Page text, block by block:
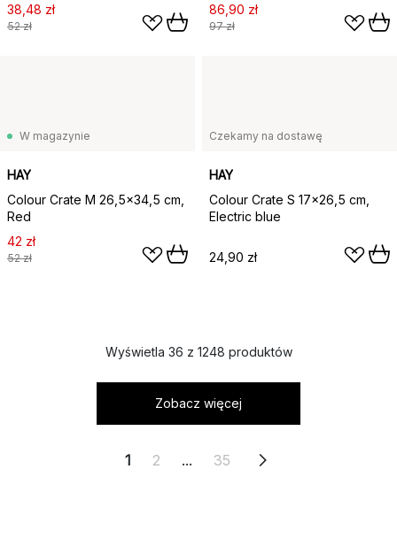
38,48 zł
52 zł
86,90 zł
97 zł
W magazynie
HAY
Colour Crate M 26,5x34,5 cm,
Red
42 zł
52 zł
Czekamy na dostawę
HAY
Colour Crate S 17x26,5 cm,
Electric blue
24,90 zł
Wyświetla 36 z 1248 produktów
Zobacz więcej
1 2 ... 35